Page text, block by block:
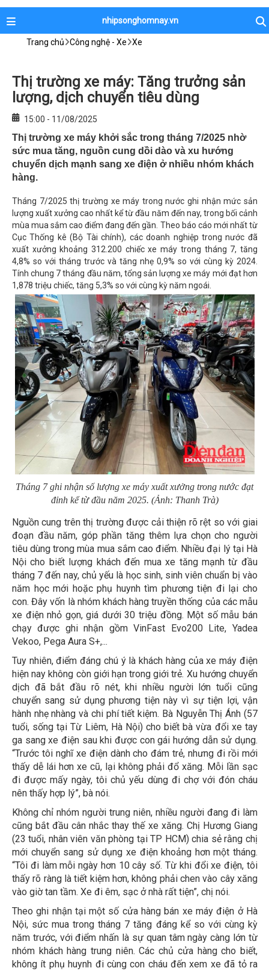
nhipsonghomnay.vn
Trang chủ Công nghệ - Xe Xe
Thị trường xe máy: Tăng trưởng sản
lượng, dịch chuyển tiêu dùng
15:00 - 11/08/2025
Thị trường xe máy khởi sắc trong tháng 7/2025 nhờ
sức mua tăng, nguồn cung dồi dào và xu hướng
chuyển dịch mạnh sang xe điện ở nhiều nhóm khách
hàng.
Tháng 7/2025 thị trường xe máy trong nước ghi nhận mức sản
lượng xuất xưởng cao nhất kể từ đầu năm đến nay, trong bối cảnh
mùa mua sắm cao điểm đang đến gần. Theo báo cáo mới nhất từ
Cục Thống kê (Bộ Tài chính), các doanh nghiệp trong nước đã
xuất xưởng khoảng 312.200 chiếc xe máy trong tháng 7, tăng
4,8% so với tháng trước và tăng nhẹ 0,9% so với cùng kỳ 2024.
Tính chung 7 tháng đầu năm, tổng sản lượng xe máy mới đạt hơn
1,878 triệu chiếc, tăng 5,3% so với cùng kỳ năm ngoái.
Tháng 7 ghi nhận số lượng xe máy xuất xưởng trong nước đạt
đỉnh kể từ đầu năm 2025. (Ảnh: Thanh Trà)
Nguồn cung trên thị trường được cải thiện rõ rệt so với giai
đoạn đầu năm, góp phần tăng thêm lựa chọn cho người
tiêu dùng trong mùa mua sắm cao điểm. Nhiều đại lý tại Hà
Nội cho biết lượng khách đến mua xe tăng mạnh từ đầu
tháng 7 đến nay, chủ yếu là học sinh, sinh viên chuẩn bị vào
năm học mới hoặc phụ huynh tìm phương tiện đi lại cho
con. Đây vốn là nhóm khách hàng truyền thống của các mẫu
xe điện nhỏ gọn, giá dưới 30 triệu đồng. Một số mẫu bán
chạy được ghi nhận gồm VinFast Evo200 Lite, Yadea
Vekoo, Pega Aura S+,...
Tuy nhiên, điểm đáng chú ý là khách hàng của xe máy điện
hiện nay không còn giới hạn trong giới trẻ. Xu hướng chuyển
dịch đã bắt đầu rõ nét, khi nhiều người lớn tuổi cũng
chuyển sang sử dụng phương tiện này vì sự tiện lợi, vận
hành nhẹ nhàng và chi phí tiết kiệm. Bà Nguyễn Thị Ánh (57
tuổi, sống tại Từ Liêm, Hà Nội) cho biết bà vừa đổi xe tay
ga sang xe điện sau khi được con gái hướng dẫn sử dụng.
“Trước tôi nghĩ xe điện dành cho đám trẻ, nhưng đi rồi mới
thấy dễ lái hơn xe cũ, lại không phải đổ xăng. Mỗi lần sạc
đi được mấy ngày, tôi chủ yếu dùng đi chợ với đón cháu
nên thấy hợp lý”, bà nói.
Không chỉ nhóm người trung niên, nhiều người đang đi làm
cũng bắt đầu cân nhắc thay thế xe xăng. Chị Hương Giang
(23 tuổi, nhân viên văn phòng tại TP HCM) chia sẻ rằng chị
mới chuyển sang sử dụng xe điện khoảng hơn một tháng.
“Tôi đi làm mỗi ngày hơn 10 cây số. Từ khi đổi xe điện, tôi
thấy rõ ràng là tiết kiệm hơn, không phải chen vào cây xăng
vào giờ tan tầm. Xe đi êm, sạc ở nhà rất tiện”, chị nói.
Theo ghi nhận tại một số cửa hàng bán xe máy điện ở Hà
Nội, sức mua trong tháng 7 tăng đáng kể so với cùng kỳ
năm trước, với điểm nhấn là sự quan tâm ngày càng lớn từ
nhóm khách hàng trung niên. Các chủ cửa hàng cho biết,
không ít phụ huynh đi cùng con cháu đến xem xe đã tỏ ra